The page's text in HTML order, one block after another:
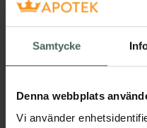
Samtycke
Denna webbplats
Vi använder